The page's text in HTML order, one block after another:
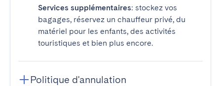
Services supplémentaires: stockez vos
bagages, réservez un chauffeur privé, du
matériel pour les enfants, des activités
touristiques et bien plus encore.
Politique d'annulation